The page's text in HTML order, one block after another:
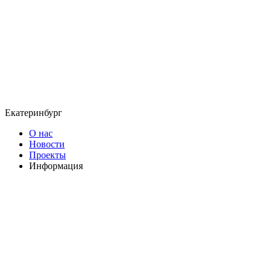
Екатеринбург
О нас
Новости
Проекты
Информация